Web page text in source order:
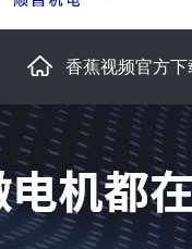
香蕉视频官方下
关于香蕉视频官方